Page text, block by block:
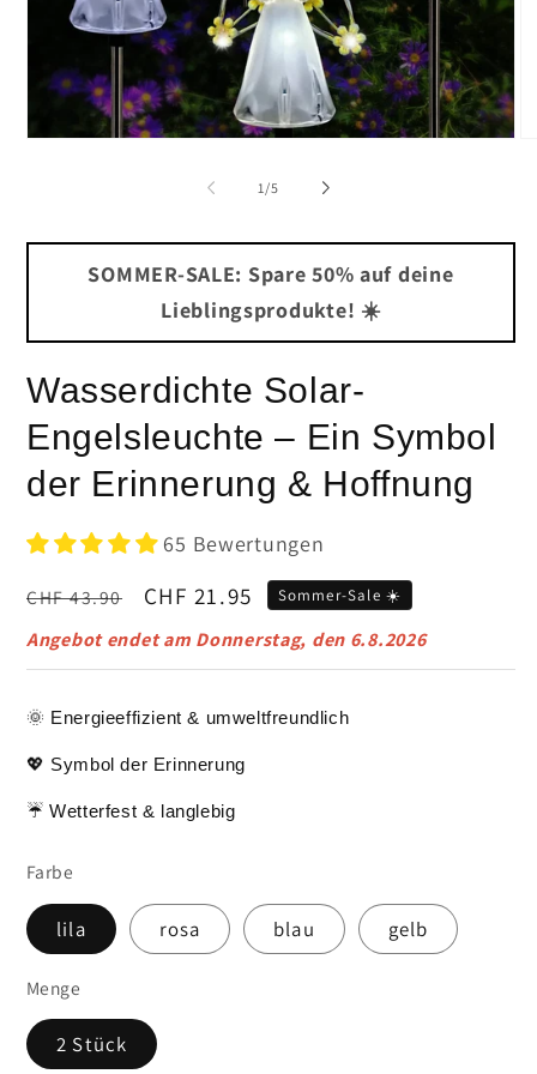
1 /von
5
SOMMER-SALE: Spare 50% auf deine
Lieblingsprodukte! ☀️
Wasserdichte Solar-
Engelsleuchte – Ein Symbol
der Erinnerung & Hoffnung
65 Bewertungen
Normaler
Preis
CHF 43.90 Verkaufspreis
CHF 21.95 Sommer-Sale ☀️
Angebot endet am Donnerstag, den 6.8.2026
🌞 Energieeffizient & umweltfreundlich
💖 Symbol der Erinnerung
☔ Wetterfest & langlebig
Farbe
lila rosa blau gelb
Menge
2 Stück